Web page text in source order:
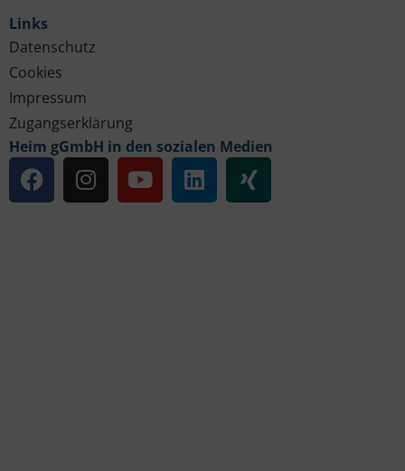
Links
Datenschutz
Cookies
Impressum
Zugangserklärung
Heim gGmbH in den sozialen Medien